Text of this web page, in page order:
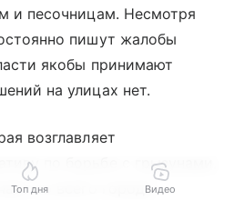
и песочницам. Несмотря
пишут жалобы
якобы принимают
на улицах нет.
возглавляет
по борьбе с грызунами,
со всего города
Топ дня Видео